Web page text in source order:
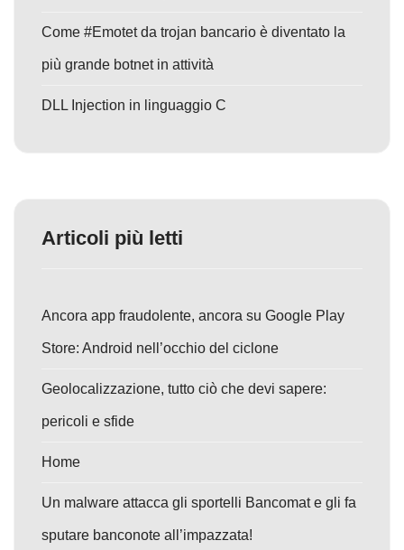
Come #Emotet da trojan bancario è diventato la
più grande botnet in attività
DLL Injection in linguaggio C
Articoli più letti
Ancora app fraudolente, ancora su Google Play
Store: Android nell’occhio del ciclone
Geolocalizzazione, tutto ciò che devi sapere:
pericoli e sfide
Home
Un malware attacca gli sportelli Bancomat e gli fa
sputare banconote all’impazzata!